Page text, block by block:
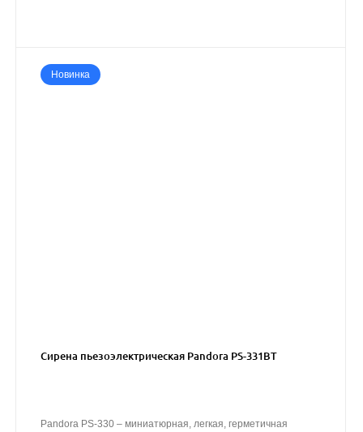
Новинка
Сирена пьезоэлектрическая Pandora PS-331BT
Pandora PS-330 – миниатюрная, легкая, герметичная